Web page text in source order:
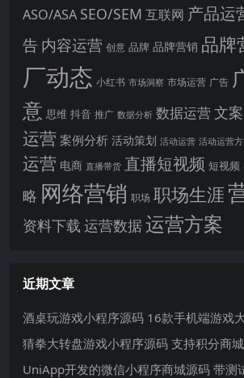
ASO/ASA SEO/SEM 互联网 产品运
告 内容运营 创意 品牌 品牌营销 品牌
厂动态 小红书 市场洞察 市场运营 广告
意 思维 抖音 推广 数据分析 数据运营 文案
运营 案例分析 活动策划 活动运营 活动运营
运营 电商 直播带货 直播短视频 短视频
略 网络营销 职场 职场生涯
资料下载 运营数据运营方案
近期文章
酒桌玩游戏小程序源码 16款手机端游戏
猜拳大转盘游戏小程序源码 支持积分商
UniApp开发的微信小程序商城源码 带测